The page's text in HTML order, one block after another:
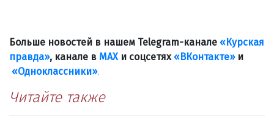
Больше новостей в нашем Telegram-канале «Курская
правда», канале в МАХ и соцсетях «ВКонтакте»и
«Одноклассники».
Читайте также